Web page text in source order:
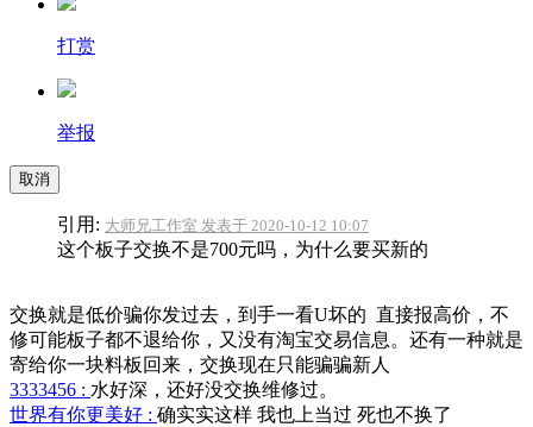
打赏
举报
取消
引用: 大师兄工作室 发表于 2020-10-12 10:07
这个板子交换不是700元吗，为什么要买新的
交换就是低价骗你发过去，到手一看U坏的 直接报高价，不
修可能板子都不退给你，又没有淘宝交易信息。还有一种就是
寄给你一块料板回来，交换现在只能骗骗新人
3333456 : 水好深，还好没交换维修过。
世界有你更美好 : 确实实这样 我也上当过 死也不换了